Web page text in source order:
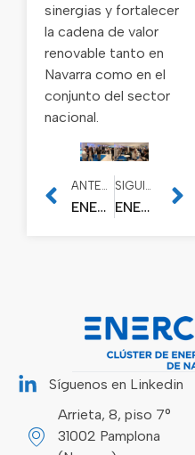
sinergias y fortalecer
la cadena de valor
renovable tanto en
Navarra como en el
conjunto del sector
nacional.
ANTERIOR
ENERCLUSTER impulsa “RENOVABLES SÍ · La energía más positiva”, una campaña para poner en valor el impacto de las renovables en Navarra
SIGUIENTE
ENERCLUSTER reúne a empresas asociadas e instituciones en su cóctel-networking anual
Síguenos en Linkedin
Arrieta, 8, piso 7°
31002 Pamplona